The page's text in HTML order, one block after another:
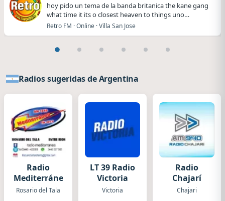
hoy pido un tema de la banda britanica the kane gang
what time it its o closest heaven to things uno…
Retro FM · Online · Villa San Jose
Radios sugeridas de Argentina
Radio
Mediterránea
Rosario del Tala
LT 39 Radio
Victoria
Victoria
Radio
Chajarí
Chajari